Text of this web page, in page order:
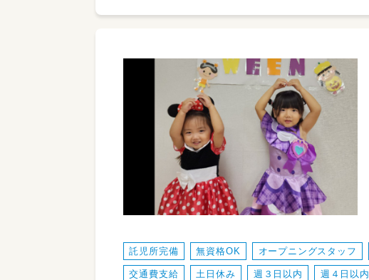
託児所完備 無資格OK オープニングスタッフ
交通費支給 土日休み 週３日以内 週４日以内